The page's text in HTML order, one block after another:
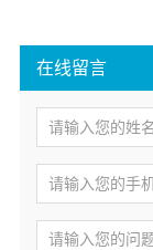
在线留言